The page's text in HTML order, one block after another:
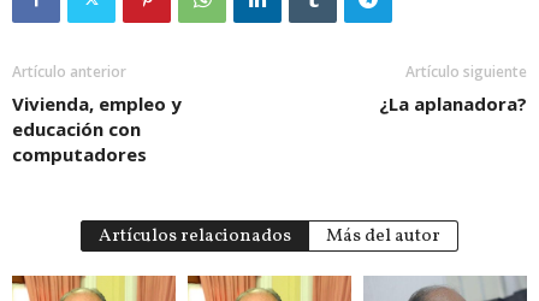
Artículo anterior
Vivienda, empleo y
educación con
computadores
Artículo siguiente
¿La aplanadora?
Artículos relacionados Más del autor